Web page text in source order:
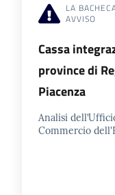
LA
AVVISO
Cassa
province di
Piacenza
Analisi
Commercio